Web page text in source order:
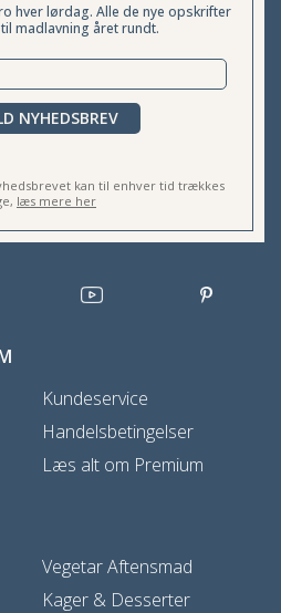
hver lørdag. Alle de nye opskrifter
madlavning året rundt.
NYHEDSBREV
kan til enhver tid trækkes
læs mere her
Kundeservice
Handelsbetingelser
Læs alt om Premium
Vegetar Aftensmad
Kager & Desserter